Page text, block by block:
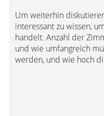
Um weiterhin
interessant zu wissen,
handelt. Anzahl der
und wie umfangreich
werden, und wie hoch